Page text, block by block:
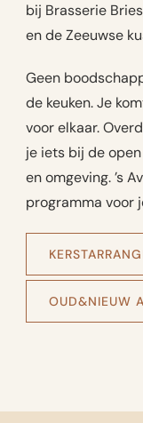
bij Brasserie
en de Zeeuwse
Geen
de keuken. Je
voor elkaar.
je iets bij de
en omgeving. ’s
programma voor
OUD&NIEUW